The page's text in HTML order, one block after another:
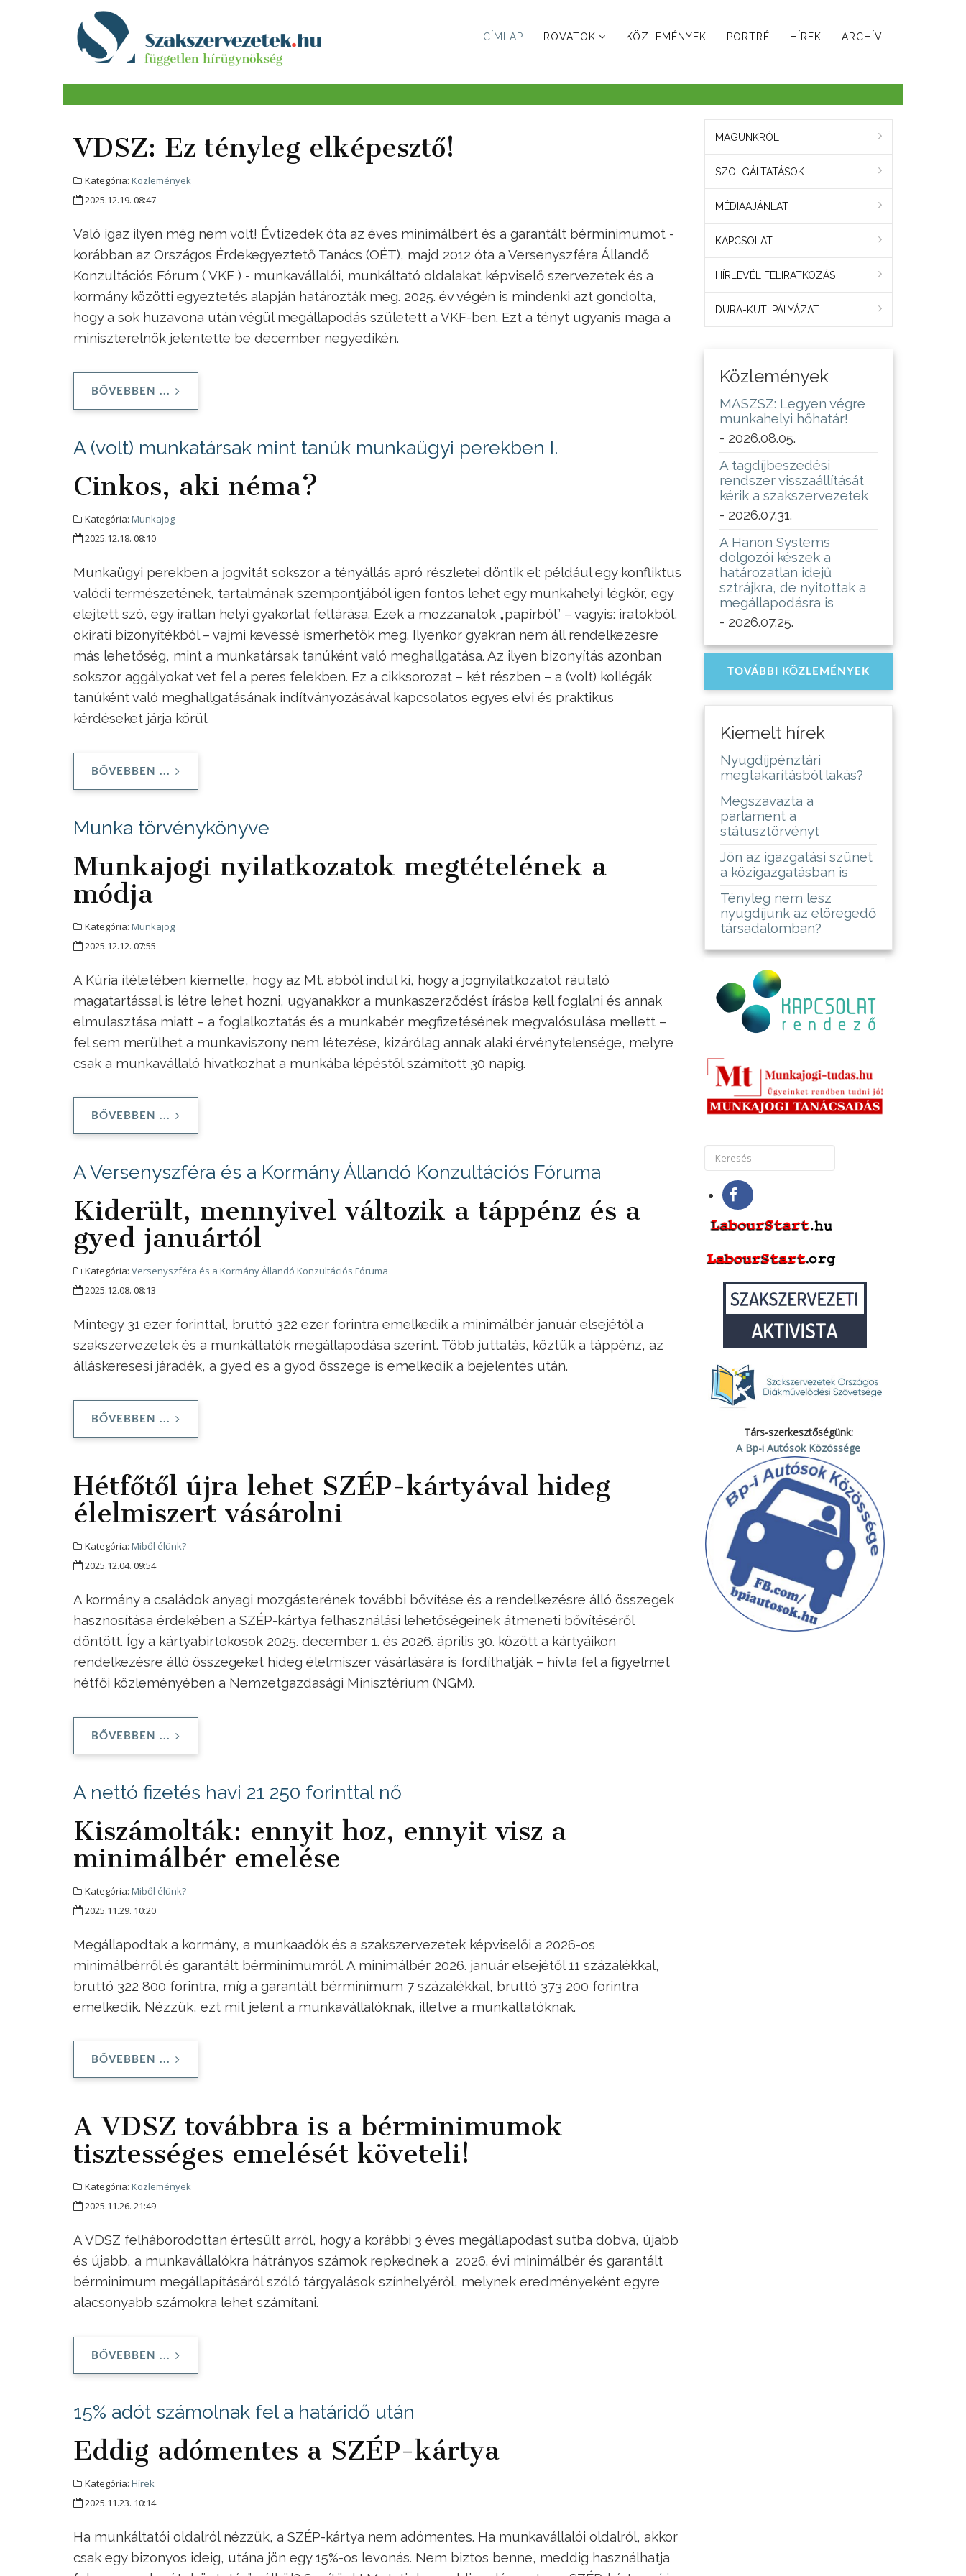
CÍMLAP ROVATOK KÖZLEMÉNYEK PORTRÉ HÍREK ARCHÍV
VDSZ: Ez tényleg elképesztő!
Kategória: Közlemények
2025.12.19. 08:47
Való igaz ilyen még nem volt! Évtizedek óta az éves minimálbért és a garantált bérminimumot -
korábban az Országos Érdekegyeztető Tanács (OÉT), majd 2012 óta a Versenyszféra Állandő
Konzultációs Fórum ( VKF ) - munkavállalói, munkáltató oldalakat képviselő szervezetek és a
kormány közötti egyeztetés alapján határozták meg. 2025. év végén is mindenki azt gondolta,
hogy a sok huzavona után végül megállapodás született a VKF-ben. Ezt a tényt ugyanis maga a
miniszterelnök jelentette be december negyedikén.
BŐVEBBEN ...
A (volt) munkatársak mint tanúk munkaügyi perekben I.
Cinkos, aki néma?
Kategória: Munkajog
2025.12.18. 08:10
Munkaügyi perekben a jogvitát sokszor a tényállás apró részletei döntik el: például egy konfliktus
valódi természetének, tartalmának szempontjából igen fontos lehet egy munkahelyi légkör, egy
elejtett szó, egy íratlan helyi gyakorlat feltárása. Ezek a mozzanatok „papírból” – vagyis: iratokból,
okirati bizonyítékból – vajmi kevéssé ismerhetők meg. Ilyenkor gyakran nem áll rendelkezésre
más lehetőség, mint a munkatársak tanúként való meghallgatása. Az ilyen bizonyítás azonban
sokszor aggályokat vet fel a peres felekben. Ez a cikksorozat – két részben – a (volt) kollégák
tanúként való meghallgatásának indítványozásával kapcsolatos egyes elvi és praktikus
kérdéseket járja körül.
BŐVEBBEN ...
Munka törvénykönyve
Munkajogi nyilatkozatok megtételének a
módja
Kategória: Munkajog
2025.12.12. 07:55
A Kúria ítéletében kiemelte, hogy az Mt. abból indul ki, hogy a jognyilatkozatot ráutaló
magatartással is létre lehet hozni, ugyanakkor a munkaszerződést írásba kell foglalni és annak
elmulasztása miatt – a foglalkoztatás és a munkabér megfizetésének megvalósulása mellett –
fel sem merülhet a munkaviszony nem létezése, kizárólag annak alaki érvénytelensége, melyre
csak a munkavállaló hivatkozhat a munkába lépéstől számított 30 napig.
BŐVEBBEN ...
A Versenyszféra és a Kormány Állandó Konzultációs Fóruma
Kiderült, mennyivel változik a táppénz és a
gyed januártól
Kategória: Versenyszféra és a Kormány Állandó Konzultációs Fóruma
2025.12.08. 08:13
Mintegy 31 ezer forinttal, bruttó 322 ezer forintra emelkedik a minimálbér január elsejétől a
szakszervezetek és a munkáltatók megállapodása szerint. Több juttatás, köztük a táppénz, az
álláskeresési járadék, a gyed és a gyod összege is emelkedik a bejelentés után.
BŐVEBBEN ...
Hétfőtől újra lehet SZÉP-kártyával hideg
élelmiszert vásárolni
Kategória: Miből élünk?
2025.12.04. 09:54
A kormány a családok anyagi mozgásterének további bővítése és a rendelkezésre álló összegek
hasznosítása érdekében a SZÉP-kártya felhasználási lehetőségeinek átmeneti bővítéséről
döntött. Így a kártyabirtokosok 2025. december 1. és 2026. április 30. között a kártyáikon
rendelkezésre álló összegeket hideg élelmiszer vásárlására is fordíthatják – hívta fel a figyelmet
hétfői közleményében a Nemzetgazdasági Minisztérium (NGM).
BŐVEBBEN ...
A nettó fizetés havi 21 250 forinttal nő
Kiszámolták: ennyit hoz, ennyit visz a
minimálbér emelése
Kategória: Miből élünk?
2025.11.29. 10:20
Megállapodtak a kormány, a munkaadók és a szakszervezetek képviselői a 2026-os
minimálbérről és garantált bérminimumról. A minimálbér 2026. január elsejétől 11 százalékkal,
bruttó 322 800 forintra, míg a garantált bérminimum 7 százalékkal, bruttó 373 200 forintra
emelkedik. Nézzük, ezt mit jelent a munkavállalóknak, illetve a munkáltatóknak.
BŐVEBBEN ...
A VDSZ továbbra is a bérminimumok
tisztességes emelését követeli!
Kategória: Közlemények
2025.11.26. 21:49
A VDSZ felháborodottan értesült arról, hogy a korábbi 3 éves megállapodást sutba dobva, újabb
és újabb, a munkavállalókra hátrányos számok repkednek a 2026. évi minimálbér és garantált
bérminimum megállapításáról szóló tárgyalások színhelyéről, melynek eredményeként egyre
alacsonyabb számokra lehet számítani.
BŐVEBBEN ...
15% adót számolnak fel a határidő után
Eddig adómentes a SZÉP-kártya
Kategória: Hírek
2025.11.23. 10:14
Ha munkáltatói oldalról nézzük, a SZÉP-kártya nem adómentes. Ha munkavállalói oldalról, akkor
csak egy bizonyos ideig, utána jön egy 15%-os levonás. Nem biztos benne, meddig használhatja
MAGUNKRÓL
SZOLGÁLTATÁSOK
MÉDIAAJÁNLAT
KAPCSOLAT
HÍRLEVÉL FELIRATKOZÁS
DURA-KUTI PÁLYÁZAT
Közlemények
MASZSZ: Legyen végre
munkahelyi hőhatár!
- 2026.08.05.
A tagdíjbeszedési
rendszer visszaállítását
kérik a szakszervezetek
- 2026.07.31.
A Hanon Systems
dolgozói készek a
határozatlan idejű
sztrájkra, de nyitottak a
megállapodásra is
- 2026.07.25.
TOVÁBBI KÖZLEMÉNYEK
Kiemelt hírek
Nyugdíjpénztári
megtakarításból lakás?
Megszavazta a
parlament a
státusztörvényt
Jön az igazgatási szünet
a közigazgatásban is
Tényleg nem lesz
nyugdíjunk az elöregedő
társadalomban?
Társ-szerkesztőségünk:
A Bp-i Autósok Közössége